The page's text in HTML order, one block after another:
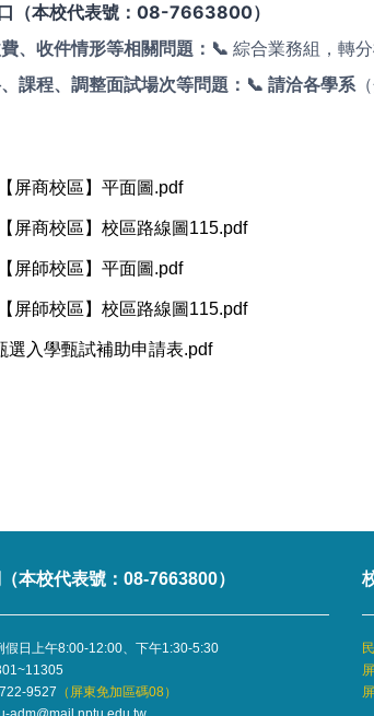
（本校代表號：08-7663800）
、收件情形等相關問題：📞 綜合業務組，轉
課程、調整面試場次等問題：📞 請洽各學系
屏商校區】平面圖.pdf
屏商校區】校區路線圖115.pdf
屏師校區】平面圖.pdf
屏師校區】校區路線圖115.pdf
選入學甄試補助申請表.pdf
本校代表號：08-7663800）
假日上午8:00-12:00、下午1:30-5:30
9527 （屏東免加區碼08）